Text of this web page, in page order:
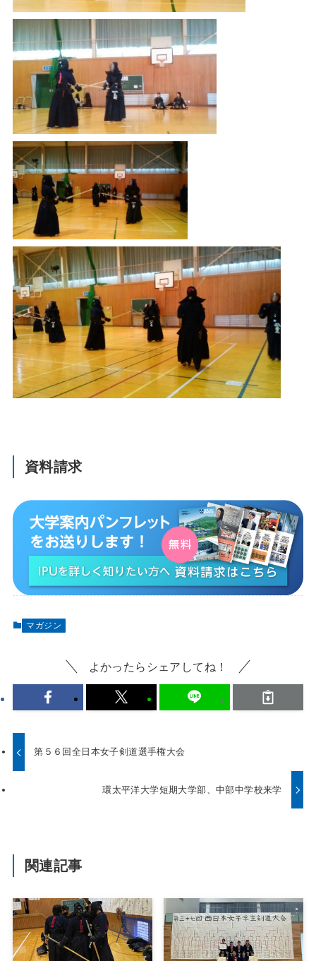
資料請求
マガジン
よかったらシェアしてね！
第５６回全日本女子剣道選手権大会
環太平洋大学短期大学部、中部中学校来学
関連記事